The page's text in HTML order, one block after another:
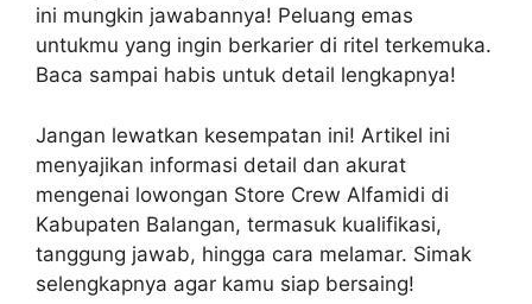
ini mungkin jawabannya! Peluang emas
untukmu yang ingin berkarier di ritel terkemuka.
Baca sampai habis untuk detail lengkapnya!
Jangan lewatkan kesempatan ini! Artikel ini
menyajikan informasi detail dan akurat
mengenai lowongan Store Crew Alfamidi di
Kabupaten Balangan, termasuk kualifikasi,
tanggung jawab, hingga cara melamar. Simak
selengkapnya agar kamu siap bersaing!